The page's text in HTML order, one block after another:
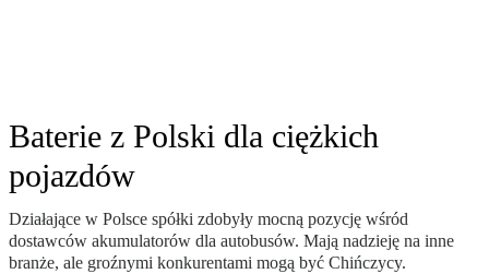
Baterie z Polski dla ciężkich
pojazdów
Działające w Polsce spółki zdobyły mocną pozycję wśród
dostawców akumulatorów dla autobusów. Mają nadzieję na inne
branże, ale groźnymi konkurentami mogą być Chińczycy.